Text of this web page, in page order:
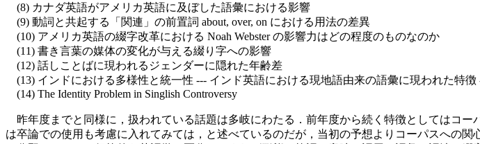
(8) カナダ英語がアメリカ英語に及ぼした語彙における影響
(9) 動詞と共起する「関連」の前置詞 about, over, on における用法の差異
(10) アメリカ英語の綴字改革における Noah Webster の影響力はどの程度のものなのか
(11) 書き言葉の媒体の変化が与える綴り字への影響
(12) 話しことばに現われるジェンダーに隠れた年齢差
(13) インドにおける多様性と統一性 --- インド英語における現地語由来の語彙に現われた特徴
(14) The Identity Problem in Singlish Controversy
昨年度までと同様に，扱われている話題は多岐にわたる．前年度から続く特徴としてはコ
は卒論での使用も考慮に入れてみては，と述べているのだが，当初の予想よりコーパスへの関